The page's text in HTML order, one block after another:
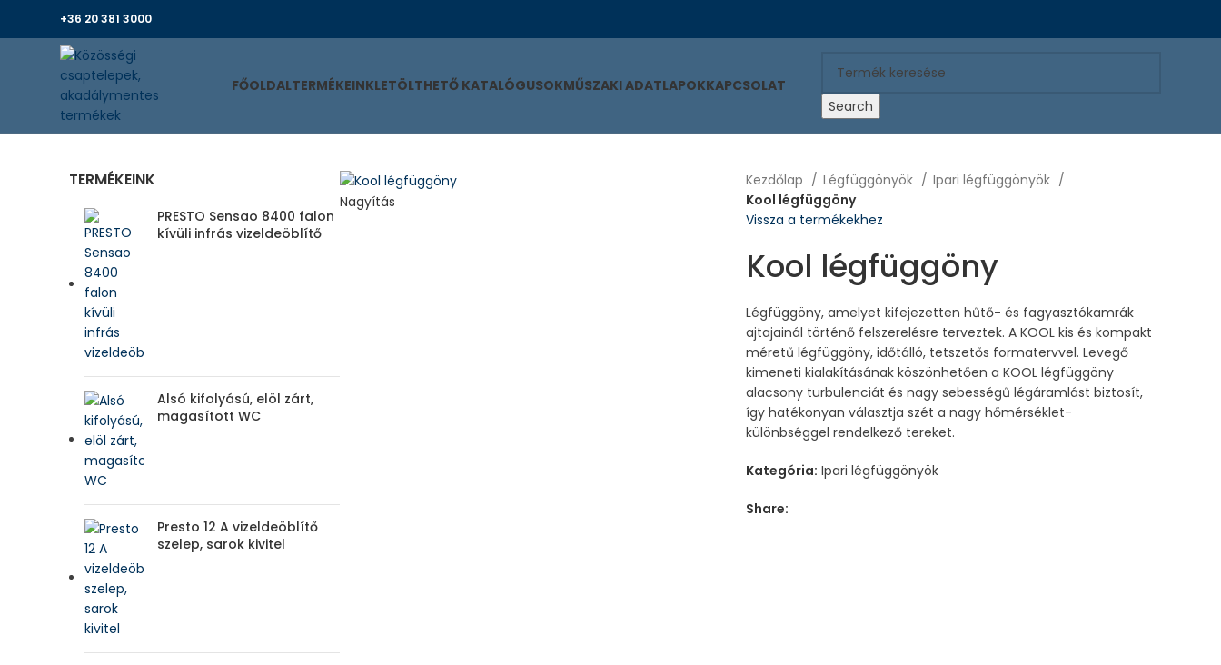
+36 20 381 3000
FŐOLDALTERMÉKEINKLETÖLTHETŐ KATALÓGUSOKMŰSZAKI ADATLAPOKKAPCSOLAT
Search
Nagyítás
Kezdőlap Légfüggönyök
Ipari légfüggönyök
Kool légfüggöny
Vissza a termékekhez
Kool légfüggöny
Légfüggöny, amelyet kifejezetten hűtő- és fagyasztókamrák
ajtajainál történő felszerelésre terveztek. A KOOL kis és kompakt
méretű légfüggöny, időtálló, tetszetős formatervvel. Levegő
kimeneti kialakításának köszönhetően a KOOL légfüggöny
alacsony turbulenciát és nagy sebességű légáramlást biztosít,
így hatékonyan választja szét a nagy hőmérséklet-
különbséggel rendelkező tereket.
Kategória: Ipari légfüggönyök
Share:
TERMÉKEINK
PRESTO Sensao 8400 falon
kívüli infrás vizeldeöblítő
Alsó kifolyású, elöl zárt,
magasított WC
Presto 12 A vizeldeöblítő
szelep, sarok kivitel